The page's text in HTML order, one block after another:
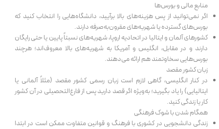
منابع مالی و بورس‌ها
اگر نمی‌توانید از پس هزینه‌های بالا برآیید، دانشگاه‌هایی را انتخاب کنید که
بورس‌های گسترده یا شهریه‌های مقرون‌به‌صرفه دارند.
کشورهای آلمان و ایتالیا در اتحادیه اروپا، شهریه‌های نسبتاً پایین یا حتی رایگان
دارند و در مقابل، انگلیس و آمریکا به شهریه‌های بالا معروف‌اند؛ هرچند
بورس‌هایی سخاوتمند هم ارائه می‌دهند.
زبان کشور مقصد
در کنار انگلیسی، گاهی لازم است زبان رسمی کشور مقصد (مثلاً آلمانی یا
ایتالیایی) را یاد بگیرید؛ به‌ویژه اگر قصد دارید پس از فارغ‌التحصیلی در آن کشور
کار یا زندگی کنید.
همگام شدن با شوک فرهنگی
زندگی دانشجویی در کشوری با فرهنگ و قوانین متفاوت ممکن است در ابتدا